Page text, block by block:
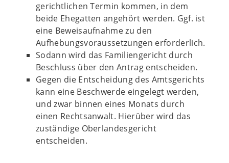
gerichtlichen Termin kommen, in dem
beide Ehegatten angehört werden. Ggf. ist
eine Beweisaufnahme zu den
Aufhebungsvoraussetzungen erforderlich.
Sodann wird das Familiengericht durch
Beschluss über den Antrag entscheiden.
Gegen die Entscheidung des Amtsgerichts
kann eine Beschwerde eingelegt werden,
und zwar binnen eines Monats durch
einen Rechtsanwalt. Hierüber wird das
zuständige Oberlandesgericht
entscheiden.